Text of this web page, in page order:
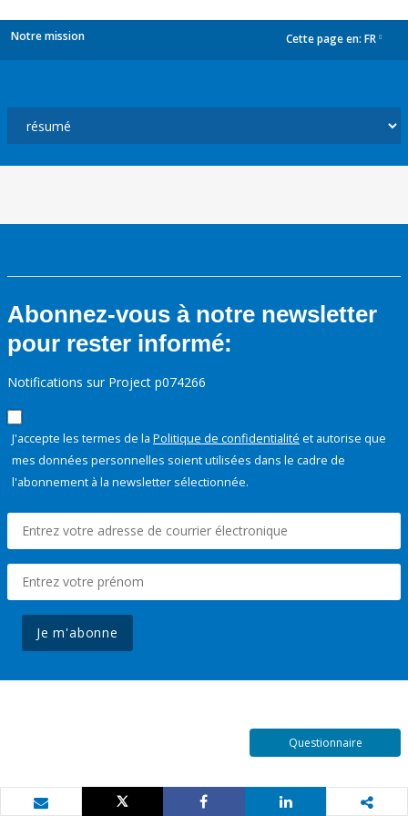
Notre mission Cette page en: FR
Abonnez-vous à notre newsletter
pour rester informé:
Notifications sur Project p074266
J'accepte les termes de la Politique de confidentialité et autorise que
mes données personnelles soient utilisées dans le cadre de
l'abonnement à la newsletter sélectionnée.
Je m'abonne
Questionnaire